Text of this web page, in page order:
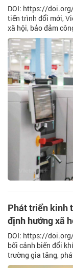
DOI: https://
tiến trình đổi mới,
xã hội, bảo đảm
Phát triển kinh
định hướng xã
DOI: https://
bối cảnh biến đổi
trường gia tăng,